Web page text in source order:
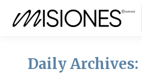
Daily Archives: